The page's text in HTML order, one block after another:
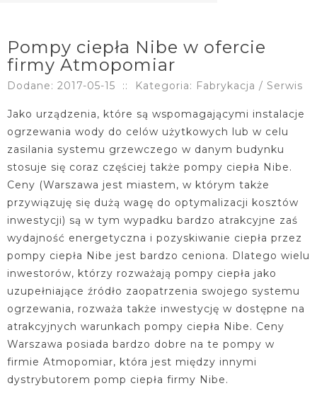
Pompy ciepła Nibe w ofercie
firmy Atmopomiar
Dodane: 2017-05-15 :: Kategoria: Fabrykacja / Serwis
Jako urządzenia, które są wspomagającymi instalacje
ogrzewania wody do celów użytkowych lub w celu
zasilania systemu grzewczego w danym budynku
stosuje się coraz częściej także pompy ciepła Nibe.
Ceny (Warszawa jest miastem, w którym także
przywiązuję się dużą wagę do optymalizacji kosztów
inwestycji) są w tym wypadku bardzo atrakcyjne zaś
wydajność energetyczna i pozyskiwanie ciepła przez
pompy ciepła Nibe jest bardzo ceniona. Dlatego wielu
inwestorów, którzy rozważają pompy ciepła jako
uzupełniające źródło zaopatrzenia swojego systemu
ogrzewania, rozważa także inwestycję w dostępne na
atrakcyjnych warunkach pompy ciepła Nibe. Ceny
Warszawa posiada bardzo dobre na te pompy w
firmie Atmopomiar, która jest między innymi
dystrybutorem pomp ciepła firmy Nibe.